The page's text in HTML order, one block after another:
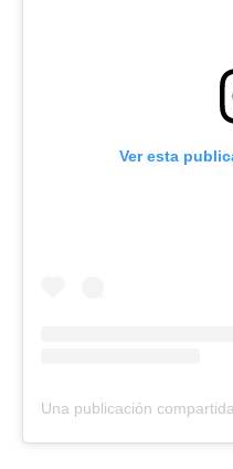
Ver esta